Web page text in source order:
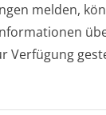
melden,
Verfügung